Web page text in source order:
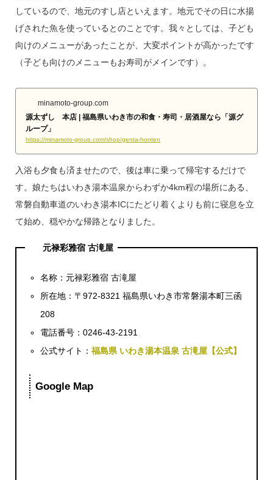
しているので、地元のすし店といえます。地元でその日に水揚
げされた魚を使っているとのことです。我々としては、子ども
向けのメニューがあったことが、大変ポイントが高かったです
（子ども向けのメニューもお寿司がメインです）。
minamoto-group.com
源太ずし 本店 | 福島県いわき市の和食・寿司・居酒屋なら「源グ
ループ」
https://minamoto-group.com/shop/genta-honten
入浴も夕食も済ませたので、後は車に乗って帰宅するだけで
す。娘たちはいわき湯本温泉からわずか4km程の場所にある、
常磐自動車道のいわき湯本ICにたどり着くよりも前に寝息を立
て始め、穏やかな帰路となりました。
元禄彩雅宿 古滝屋
名称：元禄彩雅宿 古滝屋
所在地：〒972-8321 福島県いわき市常磐湯本町三函
208
電話番号：0246‐43‐2191
公式サイト：福島県 いわき湯本温泉 古滝屋【公式】
Google Map